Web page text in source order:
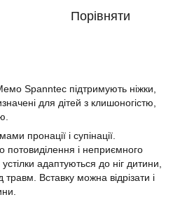
Порівняти
Spanntec підтримують ніжки,
для дітей з клишоногістю,
пронації і супінації.
потовиділення і неприємного
адаптуються до ніг дитини,
Вставку можна відрізати і